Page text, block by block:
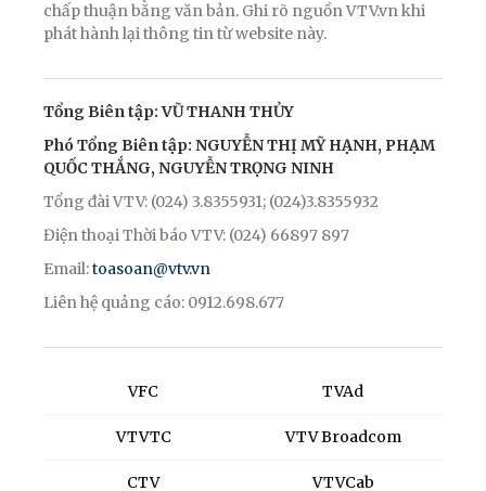
chấp thuận bằng văn bản. Ghi rõ nguồn VTV.vn khi
phát hành lại thông tin từ website này.
Tổng Biên tập: VŨ THANH THỦY
Phó Tổng Biên tập: NGUYỄN THỊ MỸ HẠNH, PHẠM
QUỐC THẮNG, NGUYỄN TRỌNG NINH
Tổng đài VTV: (024) 3.8355931; (024)3.8355932
Điện thoại Thời báo VTV: (024) 66897 897
Email:toasoan@vtv.vn
Liên hệ quảng cáo: 0912.698.677
VFC
VTVTC
CTV
TVAd
VTV Broadcom
VTVCab